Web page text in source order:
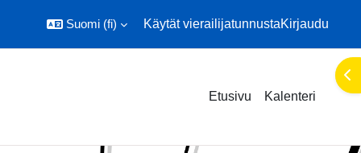
Suomi ‎(fi)‎ Käytät vierailijatunnustaKirjaudu
Etusivu Kalenteri